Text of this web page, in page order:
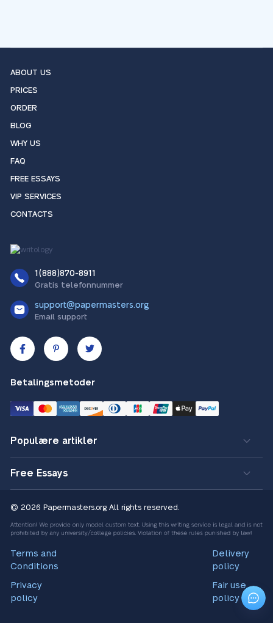
ABOUT US
PRICES
ORDER
BLOG
WHY US
FAQ
FREE ESSAYS
VIP SERVICES
CONTACTS
1(888)870-8911
Gratis telefonnummer
support@papermasters.org
Email support
Betalingsmetoder
Populære artikler
Free Essays
© 2026 Papermasters.org All rights reserved.
Terms and
Conditions
Privacy
policy
Delivery
policy
Fair use
policy